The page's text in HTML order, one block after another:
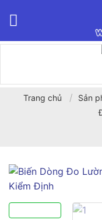
Trang chủ / Sản